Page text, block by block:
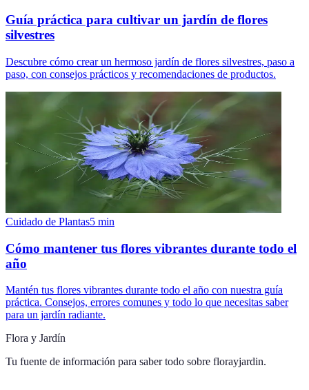
Guía práctica para cultivar un jardín de flores
silvestres
Descubre cómo crear un hermoso jardín de flores silvestres, paso a
paso, con consejos prácticos y recomendaciones de productos.
Cuidado de Plantas5 min
Cómo mantener tus flores vibrantes durante todo el
año
Mantén tus flores vibrantes durante todo el año con nuestra guía
práctica. Consejos, errores comunes y todo lo que necesitas saber
para un jardín radiante.
Flora y Jardín
Tu fuente de información para saber todo sobre florayjardin.